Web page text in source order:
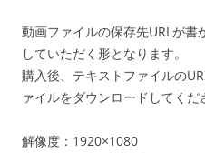
動画ファイルの保存先URLが書
していただく形となります。
購入後、テキストファイルの
ァイルをダウンロードしてくだ
解像度：1920×1080